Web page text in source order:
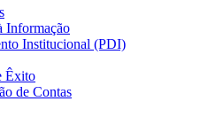
Informação
Institucional (PDI)
Êxito
de Contas